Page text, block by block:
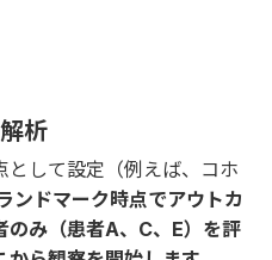
析
として設定（例えば、コホ
ンドマーク時点でアウトカ
のみ（患者A、C、E）を評